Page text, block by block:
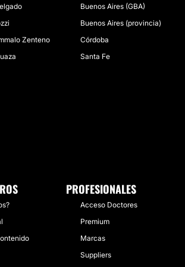
Zenteno
Buenos Aires (GBA)
Buenos Aires (provincia)
Córdoba
Santa Fe
PROFESIONALES
Acceso Doctores
Premium
Marcas
Suppliers